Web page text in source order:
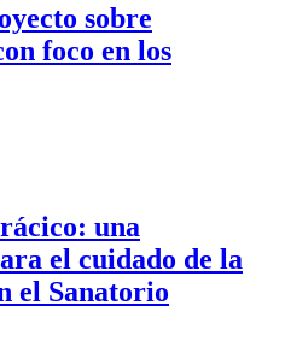
sobre
foco en los
una
el cuidado de la
el Sanatorio